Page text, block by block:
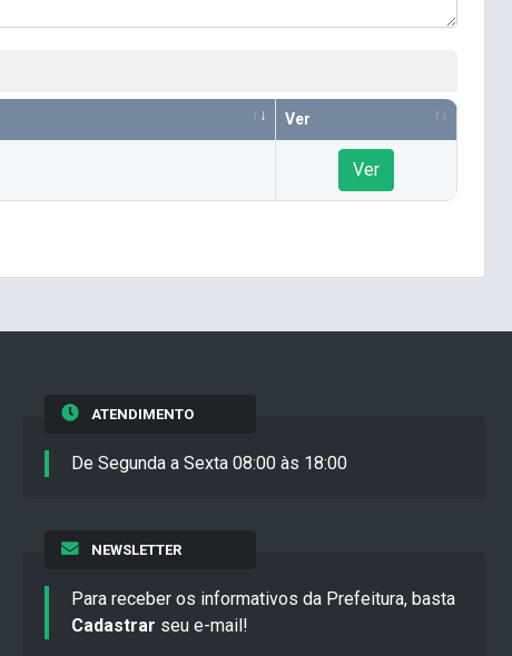
Ver
Ver
ATENDIMENTO
De Segunda a Sexta 08:00 às 18:00
NEWSLETTER
Para receber os informativos da Prefeitura, basta
Cadastrar seu e-mail!